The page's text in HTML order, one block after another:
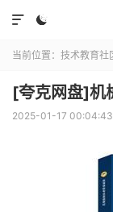


当前位置： 技术教育社
[夸克网盘]机
2025-01-17 00:04:43